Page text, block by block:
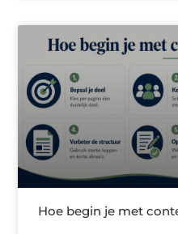
Hoe begin je met